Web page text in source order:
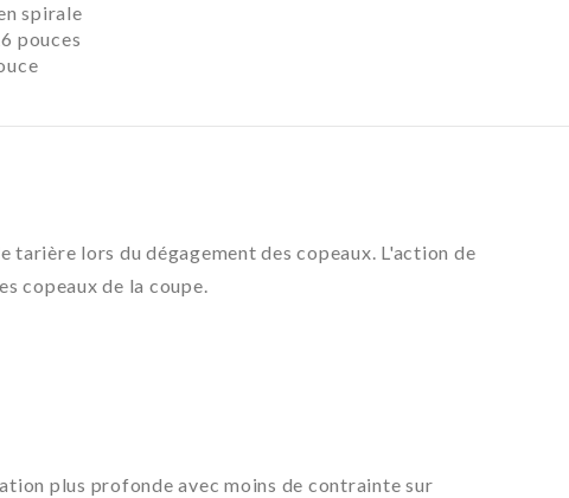
spirale
pouces
lors du dégagement des copeaux. L'action de
copeaux de la coupe.
plus profonde avec moins de contrainte sur